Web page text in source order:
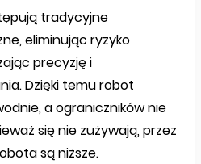
tradycyjne
eliminując ryzyko
precyzję i
Dzięki temu robot
a ograniczników nie
się nie zużywają, przez
są niższe.